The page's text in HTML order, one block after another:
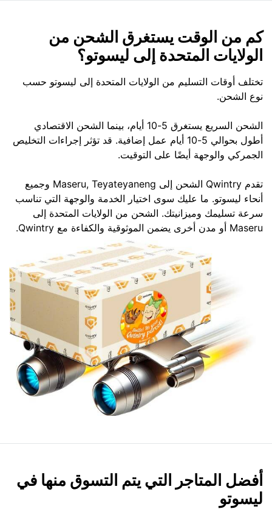
كم من الوقت يستغرق الشحن من
الولايات المتحدة إلى ليسوتو؟
تختلف أوقات التسليم من الولايات المتحدة إلى ليسوتو حسب
نوع الشحن.
الشحن السريع يستغرق 5-10 أيام، بينما الشحن الاقتصادي
أطول بحوالي 5-10 أيام عمل إضافية. قد تؤثر إجراءات التخليص
الجمركي والوجهة أيضًا على التوقيت.
تقدم Qwintry الشحن إلى Maseru, Teyateyaneng وجميع
أنحاء ليسوتو. ما عليك سوى اختيار الخدمة والوجهة التي تناسب
سرعة تسليمك وميزانيتك. الشحن من الولايات المتحدة إلى
Maseru أو مدن أخرى يضمن الموثوقية والكفاءة مع Qwintry.
أفضل المتاجر التي يتم التسوق منها في
ليسوتو